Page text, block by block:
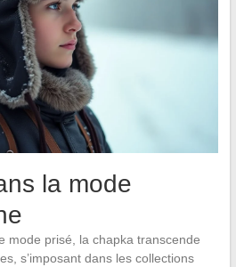
la mode
mode prisé, la chapka transcende
s’imposant dans les collections